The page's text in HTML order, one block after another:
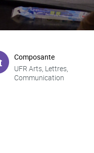
Composante
UFR Arts, Lettres,
Communication